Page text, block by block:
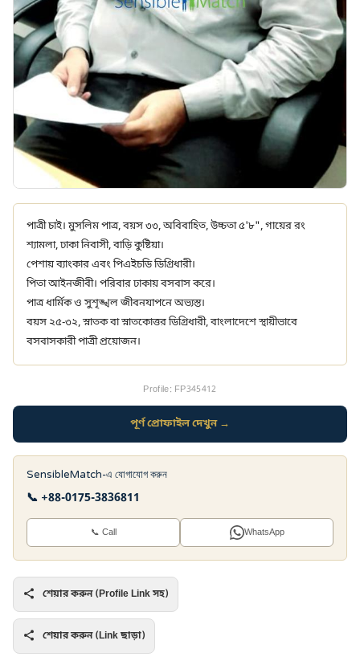
পাত্রী চাই। মুসলিম পাত্র, বয়স ৩৩, অবিবাহিত, উচ্চতা ৫'৮", গায়ের রং
শ্যামলা, ঢাকা নিবাসী, বাড়ি কুষ্টিয়া।
পেশায় ব্যাংকার এবং পিএইচডি ডিগ্রিধারী।
পিতা আইনজীবী। পরিবার ঢাকায় বসবাস করে।
পাত্র ধার্মিক ও সুশৃঙ্খল জীবনযাপনে অভ্যস্ত।
বয়স ২৫-৩২, স্নাতক বা স্নাতকোত্তর ডিগ্রিধারী, বাংলাদেশে স্থায়ীভাবে
বসবাসকারী পাত্রী প্রয়োজন।
Profile: FP345412
পূর্ণ প্রোফাইল দেখুন →
SensibleMatch-এ যোগাযোগ করুন
📞 +88-0175-3836811
📞 Call WhatsApp
শেয়ার করুন (Profile Link সহ)
শেয়ার করুন (Link ছাড়া)